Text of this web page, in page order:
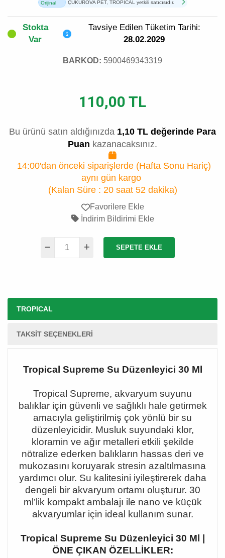
Orijinal
ÇUKUROVA PET, TROPICAL yetkili satıcısıdır.
Stokta
Var
Tavsiye Edilen Tüketim Tarihi:
28.02.2029
BARKOD: 5900469343319
110,00 TL
Bu ürünü satın aldığınızda 1,10 TL değerinde Para
Puan kazanacaksınız.
14:00'dan önceki siparişlerde (Hafta Sonu Hariç)
aynı gün kargo
(Kalan Süre : 20 saat 52 dakika)
Favorilere Ekle
İndirim Bildirimi Ekle
SEPETE EKLE
TROPICAL
TAKSIT SEÇENEKLERI
Tropical Supreme Su Düzenleyici 30 Ml
Tropical Supreme, akvaryum suyunu
balıklar için güvenli ve sağlıklı hale getirmek
amacıyla geliştirilmiş çok yönlü bir su
düzenleyicidir. Musluk suyundaki klor,
kloramin ve ağır metalleri etkili şekilde
nötralize ederken balıkların hassas deri ve
mukozasını koruyarak stresin azaltılmasına
yardımcı olur. Su kalitesini iyileştirerek daha
dengeli bir akvaryum ortamı oluşturur. 30
ml ’lik kompakt ambalajı ile nano ve küçük
akvaryumlar için ideal kullanım sunar.
Tropical Supreme Su Düzenleyici 30 Ml |
ÖNE ÇIKAN ÖZELLİKLER: